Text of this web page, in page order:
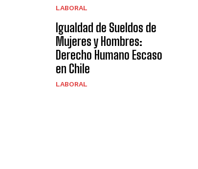
LABORAL
Igualdad de Sueldos de
Mujeres y Hombres:
Derecho Humano Escaso
en Chile
LABORAL